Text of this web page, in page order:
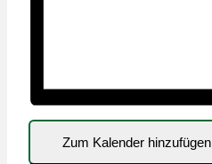
Zum Kalender hinzufügen